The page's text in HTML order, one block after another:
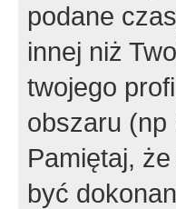
podane
innej niż
twojego
obszaru (np
Pamiętaj,
być